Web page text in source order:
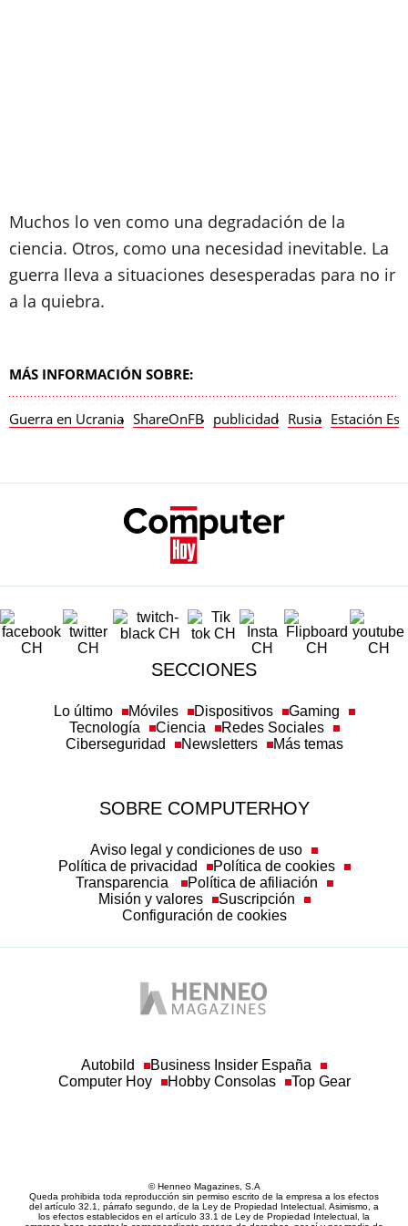
Muchos lo ven como una degradación de la
ciencia. Otros, como una necesidad inevitable. La
guerra lleva a situaciones desesperadas para no ir
a la quiebra.
MÁS INFORMACIÓN SOBRE:
Guerra en Ucrania ShareOnFB publicidad Rusia Estación
SECCIONES
Tecnología
Ciencia
Redes Sociales
Ciberseguridad
Newsletters Más temas
Política de privacidad
Política de cookies
Transparencia
Política de afiliación
Misión y valores
Suscripción
Configuración de cookies
Computer Hoy
Hobby Consolas Top Gear
del artículo 32.1, párrafo segundo, de la Ley de Propiedad Intelectual. Asimismo, a
los efectos establecidos en el artículo 33.1 de Ley de Propiedad Intelectual, la
empresa hace constar la correspondiente reserva de derechos, por sí y por medio de
sus redactores o autores.